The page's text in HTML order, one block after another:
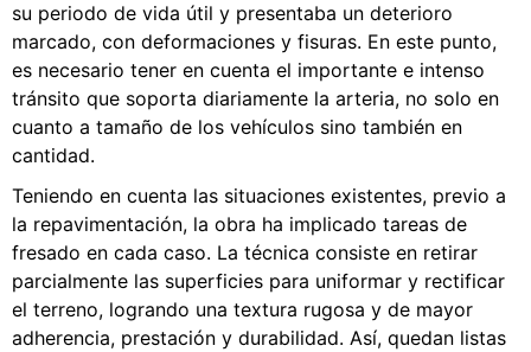
su periodo de vida útil y presentaba un deterioro
marcado, con deformaciones y fisuras. En este punto,
es necesario tener en cuenta el importante e intenso
tránsito que soporta diariamente la arteria, no solo en
cuanto a tamaño de los vehículos sino también en
cantidad.
Teniendo en cuenta las situaciones existentes, previo a
la repavimentación, la obra ha implicado tareas de
fresado en cada caso. La técnica consiste en retirar
parcialmente las superficies para uniformar y rectificar
el terreno, logrando una textura rugosa y de mayor
adherencia, prestación y durabilidad. Así, quedan listas